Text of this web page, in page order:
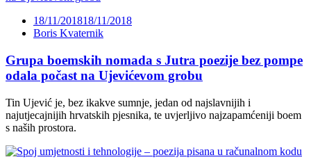
18/11/201818/11/2018
Boris Kvaternik
Grupa boemskih nomada s Jutra poezije bez pompe
odala počast na Ujevićevom grobu
Tin Ujević je, bez ikakve sumnje, jedan od najslavnijih i
najutjecajnijih hrvatskih pjesnika, te uvjerljivo najzapamćeniji boem
s naših prostora.